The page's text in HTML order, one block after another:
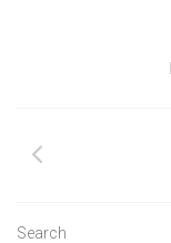
Search